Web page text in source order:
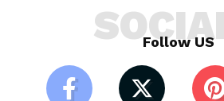
Follow US